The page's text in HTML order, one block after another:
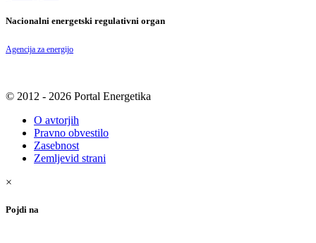
Nacionalni energetski regulativni organ
Agencija za energijo
© 2012 - 2026 Portal Energetika
O avtorjih
Pravno obvestilo
Zasebnost
Zemljevid strani
×
Pojdi na